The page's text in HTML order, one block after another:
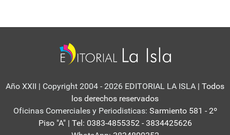
Año XXII | Copyright 2004 - 2026 EDITORIAL LA ISLA | Todos
los derechos reservados
Oficinas Comerciales y Periodisticas: Sarmiento 581 - 2º
Piso "A" | Tel: 0383-4855352 - 3834425626